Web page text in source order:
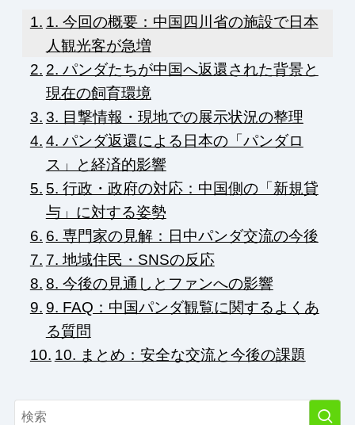
1. 今回の概要：中国四川省の施設で日本
人観光客が急増
2. パンダたちが中国へ返還された背景と
現在の飼育環境
3. 目撃情報・現地での展示状況の整理
4. パンダ返還による日本の「パンダロ
ス」と経済的影響
5. 行政・政府の対応：中国側の「新規貸
与」に対する姿勢
6. 専門家の見解：日中パンダ交流の今後
7. 地域住民・SNSの反応
8. 今後の見通しとファンへの影響
9. FAQ：中国パンダ観覧に関するよくあ
る質問
10. まとめ：安全な交流と今後の課題